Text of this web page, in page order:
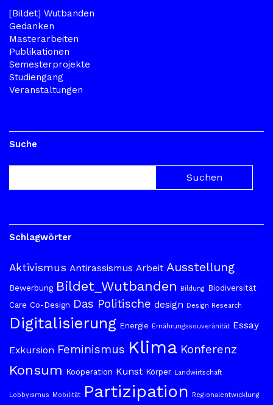
[Bildet] Wutbanden
Gedanken
Masterarbeiten
Publikationen
Semesterprojekte
Studiengang
Veranstaltungen
Suche
Schlagwörter
Aktivismus Antirassismus Arbeit Ausstellung
Bewerbung Bildet_Wutbanden Bildung Biodiversität
Care Co-Design Das Politische design Design Research
Digitalisierung Energie Ernährungssouveränität Essay
Exkursion Feminismus Klima Konferenz
Konsum Kooperation Kunst Körper Landwirtschaft
Lobbyismus Mobilität Partizipation Regionalentwicklung